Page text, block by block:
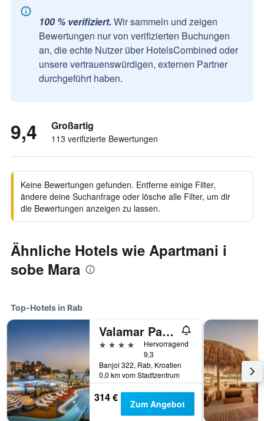
100 % verifiziert. Wir sammeln und zeigen
Bewertungen nur von verifizierten Buchungen
an, die echte Nutzer über HotelsCombined oder
unsere vertrauenswürdigen, externen Partner
durchgeführt haben.
9,4 Großartig
113 verifizierte Bewertungen
Keine Bewertungen gefunden. Entferne einige Filter,
ändere deine Suchanfrage oder lösche alle Filter, um dir
die Bewertungen anzeigen zu lassen.
Ähnliche Hotels wie Apartmani i
sobe Mara
Top-Hotels in Rab
Valamar Padova Hotel
4 Sterne
Hervorragend
9,3
Banjol 322, Rab, Kroatien
0,0 km vom Stadtzentrum
314 € Zum Angebot